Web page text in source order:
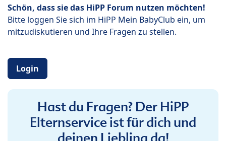
Schön, dass sie das HiPP Forum nutzen möchten!
Bitte loggen Sie sich im HiPP Mein BabyClub ein, um
mitzudiskutieren und Ihre Fragen zu stellen.
Login
Hast du Fragen? Der HiPP
Elternservice ist für dich und